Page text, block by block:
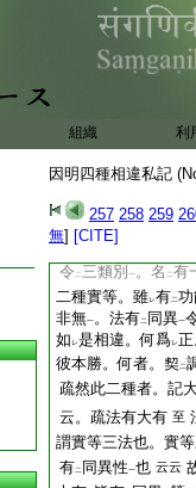
組織 利
因明四種相違私記
257 258 259
無] [CITE]
徳業依 實起
以 實爲
因
因。譬如 丙雖下人
因。此亦爾
有･同異有
一實二
實 者。二句有 何
非無 。同異有 一
同。其義實異。故
功能各別
令 二 三類別 一。名 二有
二種實等。雖レ有二
非無一。法有二 同異一
如 レ是相違。何爲レ
彼本勝。何者。契 二
疏然此二種者。記
云。疏法有大有 至
謂實等三法也。實
有二 同異性一也 云云